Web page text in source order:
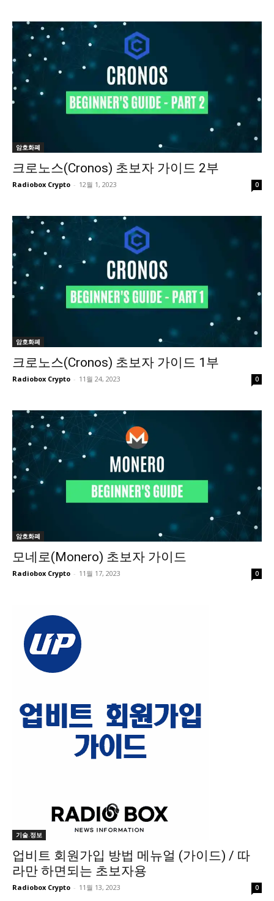
암호화폐
크로노스(Cronos) 초보자 가이드 2부
Radiobox Crypto - 12월 1, 2023 0
암호화폐
크로노스(Cronos) 초보자 가이드 1부
Radiobox Crypto - 11월 24, 2023 0
암호화폐
모네로(Monero) 초보자 가이드
Radiobox Crypto - 11월 17, 2023 0
기술.정보
업비트 회원가입 방법 메뉴얼 (가이드) / 따
라만 하면되는 초보자용
Radiobox Crypto - 11월 13, 2023 0